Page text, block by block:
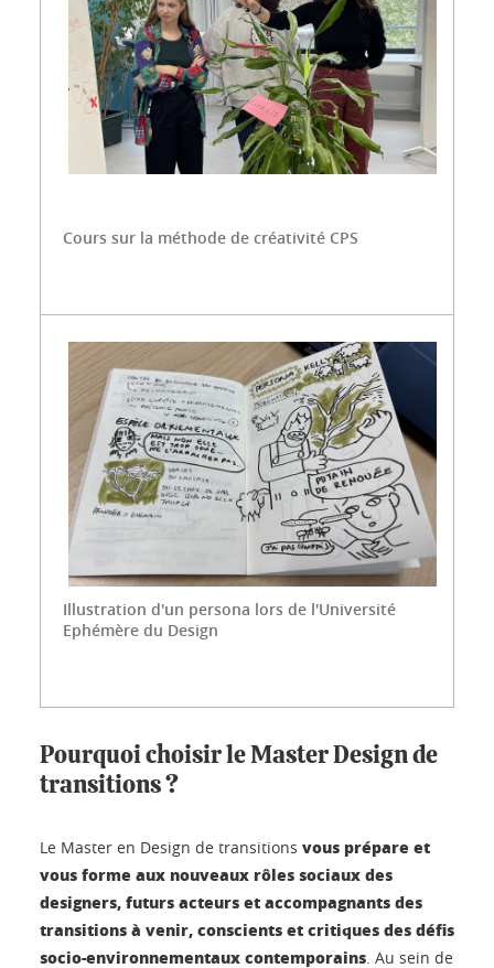
Cours sur la méthode de créativité CPS
Illustration d'un persona lors de l'Université
Ephémère du Design
Pourquoi choisir le Master Design de
transitions ?
Le Master en Design de transitions vous prépare et
vous forme aux nouveaux rôles sociaux des
designers, futurs acteurs et accompagnants des
transitions à venir, conscients et critiques des défis
socio-environnementaux contemporains. Au sein de